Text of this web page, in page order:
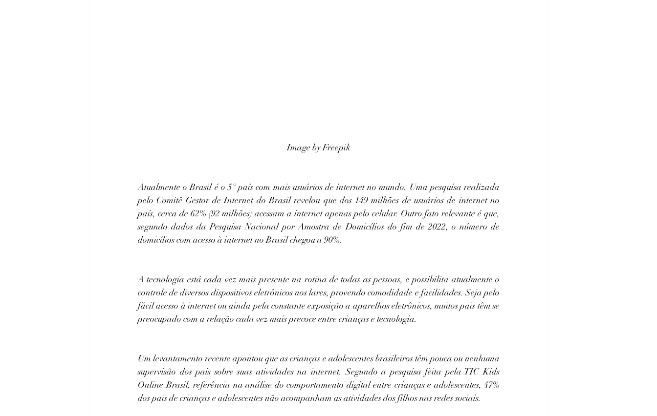
Image by Freepik
Atualmente o Brasil é o 5° país com mais usuários de internet no mundo. Uma pesquisa realizada
pelo Comitê Gestor de Internet do Brasil revelou que dos 149 milhões de usuários de internet no
país, cerca de 62% (92 milhões) acessam a internet apenas pelo celular. Outro fato relevante é que,
segundo dados da Pesquisa Nacional por Amostra de Domicílios do fim de 2022, o número de
domicílios com acesso à internet no Brasil chegou a 90%.
A tecnologia está cada vez mais presente na rotina de todas as pessoas, e possibilita atualmente o
controle de diversos dispositivos eletrônicos nos lares, provendo comodidade e facilidades. Seja pelo
fácil acesso à internet ou ainda pela constante exposição a aparelhos eletrônicos, muitos pais têm se
preocupado com a relação cada vez mais precoce entre crianças e tecnologia.
Um levantamento recente apontou que as crianças e adolescentes brasileiros têm pouca ou nenhuma
supervisão dos pais sobre suas atividades na internet. Segundo a pesquisa feita pela TIC Kids
Online Brasil, referência na análise do comportamento digital entre crianças e adolescentes, 47%
dos pais de crianças e adolescentes não acompanham as atividades dos filhos nas redes sociais.